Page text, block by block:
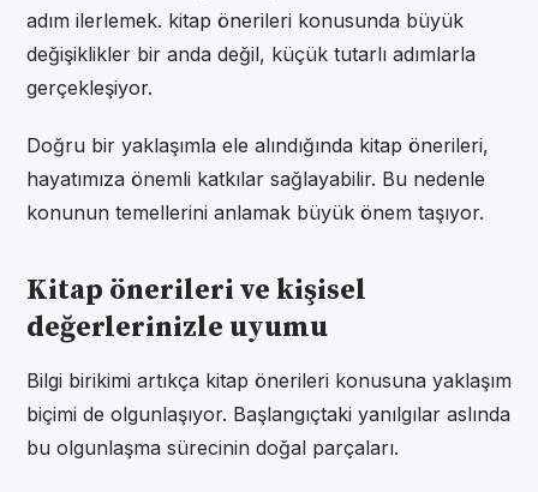
adım ilerlemek. kitap önerileri konusunda büyük
değişiklikler bir anda değil, küçük tutarlı adımlarla
gerçekleşiyor.
Doğru bir yaklaşımla ele alındığında kitap önerileri,
hayatımıza önemli katkılar sağlayabilir. Bu nedenle
konunun temellerini anlamak büyük önem taşıyor.
Kitap önerileri ve kişisel
değerlerinizle uyumu
Bilgi birikimi artıkça kitap önerileri konusuna yaklaşım
biçimi de olgunlaşıyor. Başlangıçtaki yanılgılar aslında
bu olgunlaşma sürecinin doğal parçaları.